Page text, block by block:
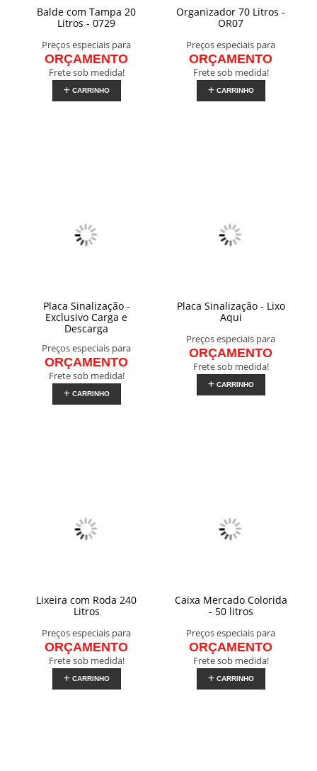
Balde com Tampa 20
Litros - 0729
Preços especiais para
ORÇAMENTO
Frete sob medida!
CARRINHO
Organizador 70 Litros -
OR07
Preços especiais para
ORÇAMENTO
Frete sob medida!
CARRINHO
Placa Sinalização -
Exclusivo Carga e
Descarga
Preços especiais para
ORÇAMENTO
Frete sob medida!
CARRINHO
Placa Sinalização - Lixo
Aqui
Preços especiais para
ORÇAMENTO
Frete sob medida!
CARRINHO
Lixeira com Roda 240
Litros
Preços especiais para
ORÇAMENTO
Frete sob medida!
CARRINHO
Caixa Mercado Colorida
- 50 litros
Preços especiais para
ORÇAMENTO
Frete sob medida!
CARRINHO